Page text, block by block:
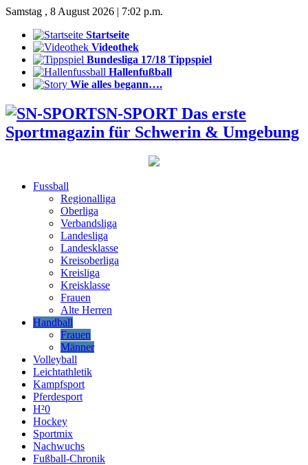
Samstag , 8 August 2026 | 7:02 p.m.
Startseite
Videothek
Bundesliga 17/18 Tippspiel
Hallenfußball
Wie alles begann….
SN-SPORT Das erste
Sportmagazin für Schwerin & Umgebung
Fussball
Regionalliga
Oberliga
Verbandsliga
Landesliga
Landesklasse
Kreisoberliga
Kreisliga
Kreisklasse
Frauen
Alte Herren
Handball
Frauen
Männer
Volleyball
Leichtathletik
Kampfsport
Pferdesport
H²0
Hockey
Sportmix
Nachwuchs
Fußball-Chronik